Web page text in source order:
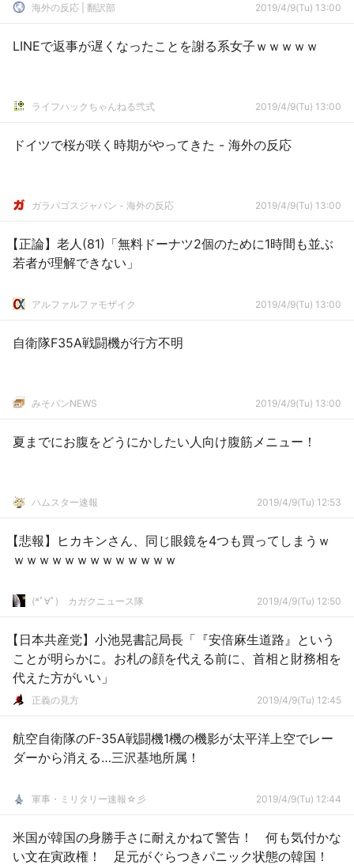
海外の反応 | 翻訳部 2019/4/9(Tu) 13:00
LINEで返事が遅くなったことを謝る系女子ｗｗｗｗｗ
ライフハックちゃんねる弐式 2019/4/9(Tu) 13:00
ドイツで桜が咲く時期がやってきた - 海外の反応
ガラパゴスジャパン - 海外の反応 2019/4/9(Tu) 13:00
【正論】老人(81)「無料ドーナツ2個のために1時間も並ぶ
若者が理解できない」
アルファルファモザイク 2019/4/9(Tu) 13:00
自衛隊F35A戦闘機が行方不明
みそパンNEWS 2019/4/9(Tu) 13:00
夏までにお腹をどうにかしたい人向け腹筋メニュー！
ハムスター速報 2019/4/9(Tu) 12:53
【悲報】ヒカキンさん、同じ眼鏡を4つも買ってしまうｗ
ｗｗｗｗｗｗｗｗｗｗｗｗｗ
(*ﾟ∀ﾟ)ゞカガクニュース隊 2019/4/9(Tu) 12:50
【日本共産党】小池晃書記局長「『安倍麻生道路』という
ことが明らかに。お札の顔を代える前に、首相と財務相を
代えた方がいい」
正義の見方 2019/4/9(Tu) 12:45
航空自衛隊のF-35A戦闘機1機の機影が太平洋上空でレー
ダーから消える…三沢基地所属！
軍事・ミリタリー速報☆彡 2019/4/9(Tu) 12:44
米国が韓国の身勝手さに耐えかねて警告！ 何も気付かな
い文在寅政権！ 足元がぐらつきパニック状態の韓国！